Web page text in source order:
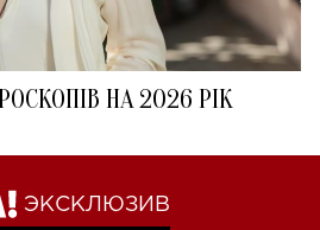
НА 2026 РІК
ЭКСКЛЮЗИВ